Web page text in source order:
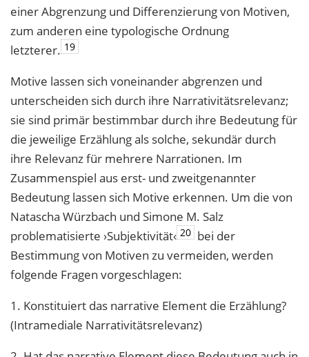
einer Abgrenzung und Differenzierung von Motiven,
zum anderen eine typologische Ordnung
letzterer. 19
Motive lassen sich voneinander abgrenzen und
unterscheiden sich durch ihre Narrativitätsrelevanz;
sie sind primär bestimmbar durch ihre Bedeutung für
die jeweilige Erzählung als solche, sekundär durch
ihre Relevanz für mehrere Narrationen. Im
Zusammenspiel aus erst- und zweitgenannter
Bedeutung lassen sich Motive erkennen. Um die von
Natascha Würzbach und Simone M. Salz
problematisierte ›Subjektivität‹ 20 bei der
Bestimmung von Motiven zu vermeiden, werden
folgende Fragen vorgeschlagen:
1. Konstituiert das narrative Element die Erzählung?
(Intramediale Narrativitätsrelevanz)